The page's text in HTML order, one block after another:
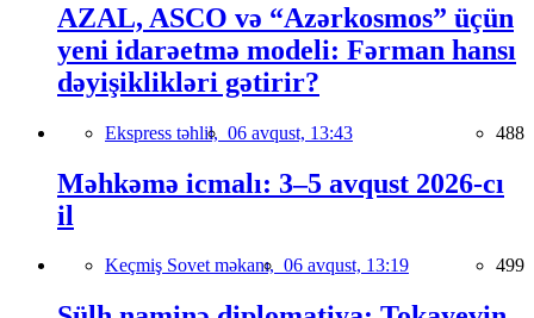
AZAL, ASCO və “Azərkosmos” üçün
yeni idarəetmə modeli: Fərman hansı
dəyişiklikləri gətirir?
Ekspress təhlil, 06 avqust, 13:43 488
Məhkəmə icmalı: 3–5 avqust 2026-cı
il
Keçmiş Sovet məkanı, 06 avqust, 13:19 499